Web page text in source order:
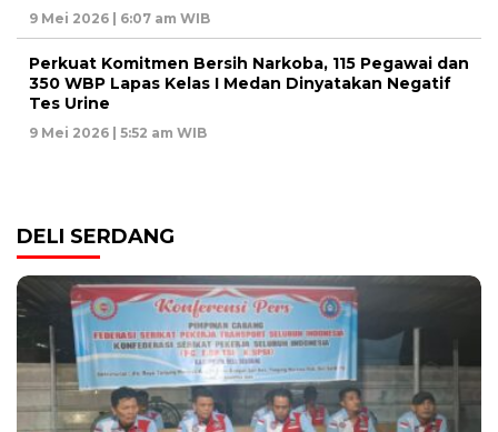
9 Mei 2026 | 6:07 am WIB
Perkuat Komitmen Bersih Narkoba, 115 Pegawai dan
350 WBP Lapas Kelas I Medan Dinyatakan Negatif
Tes Urine
9 Mei 2026 | 5:52 am WIB
DELI SERDANG